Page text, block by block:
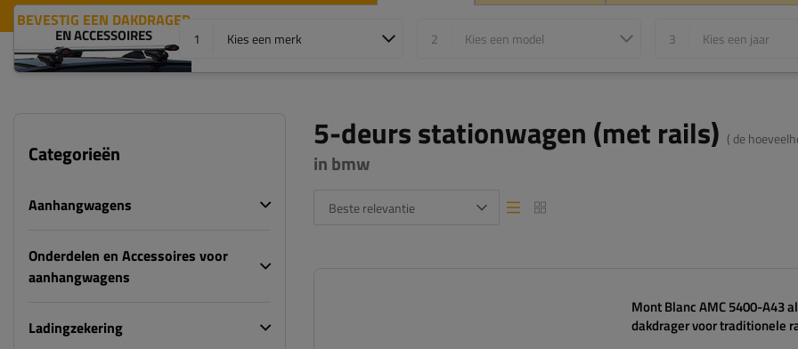
BEVESTIG EEN DAKDRAGER
EN ACCESSOIRES 1 Kies een merk 2 Kies een model 3 Kies een jaar
Categorieën
Aanhangwagens
Onderdelen en Accessoires voor
aanhangwagens
Ladingzekering
5-deurs stationwagen (met rails) ( de
in bmw
Beste relevantie Lijstweergave
Lijstweergave
Mont Blanc AMC 5400-A43
dakdrager voor traditionele